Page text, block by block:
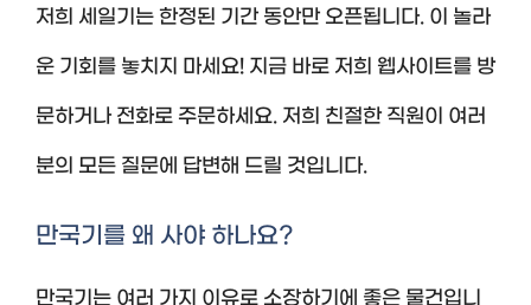
저희 세일기는 한정된 기간 동안만 오픈됩니다. 이 놀라
운 기회를 놓치지 마세요! 지금 바로 저희 웹사이트를 방
문하거나 전화로 주문하세요. 저희 친절한 직원이 여러
분의 모든 질문에 답변해 드릴 것입니다.
만국기를 왜 사야 하나요?
만국기는 여러 가지 이유로 소장하기에 좋은 물건입니